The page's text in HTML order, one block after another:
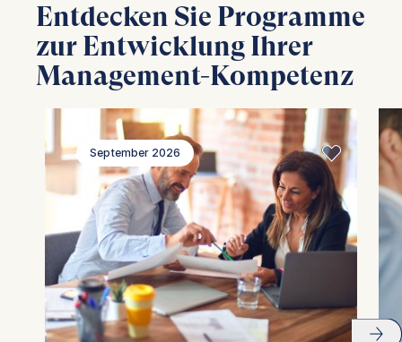
Entdecken Sie Programme
zur Entwicklung Ihrer
Management-Kompetenz
September 2026